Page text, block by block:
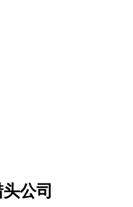
公司